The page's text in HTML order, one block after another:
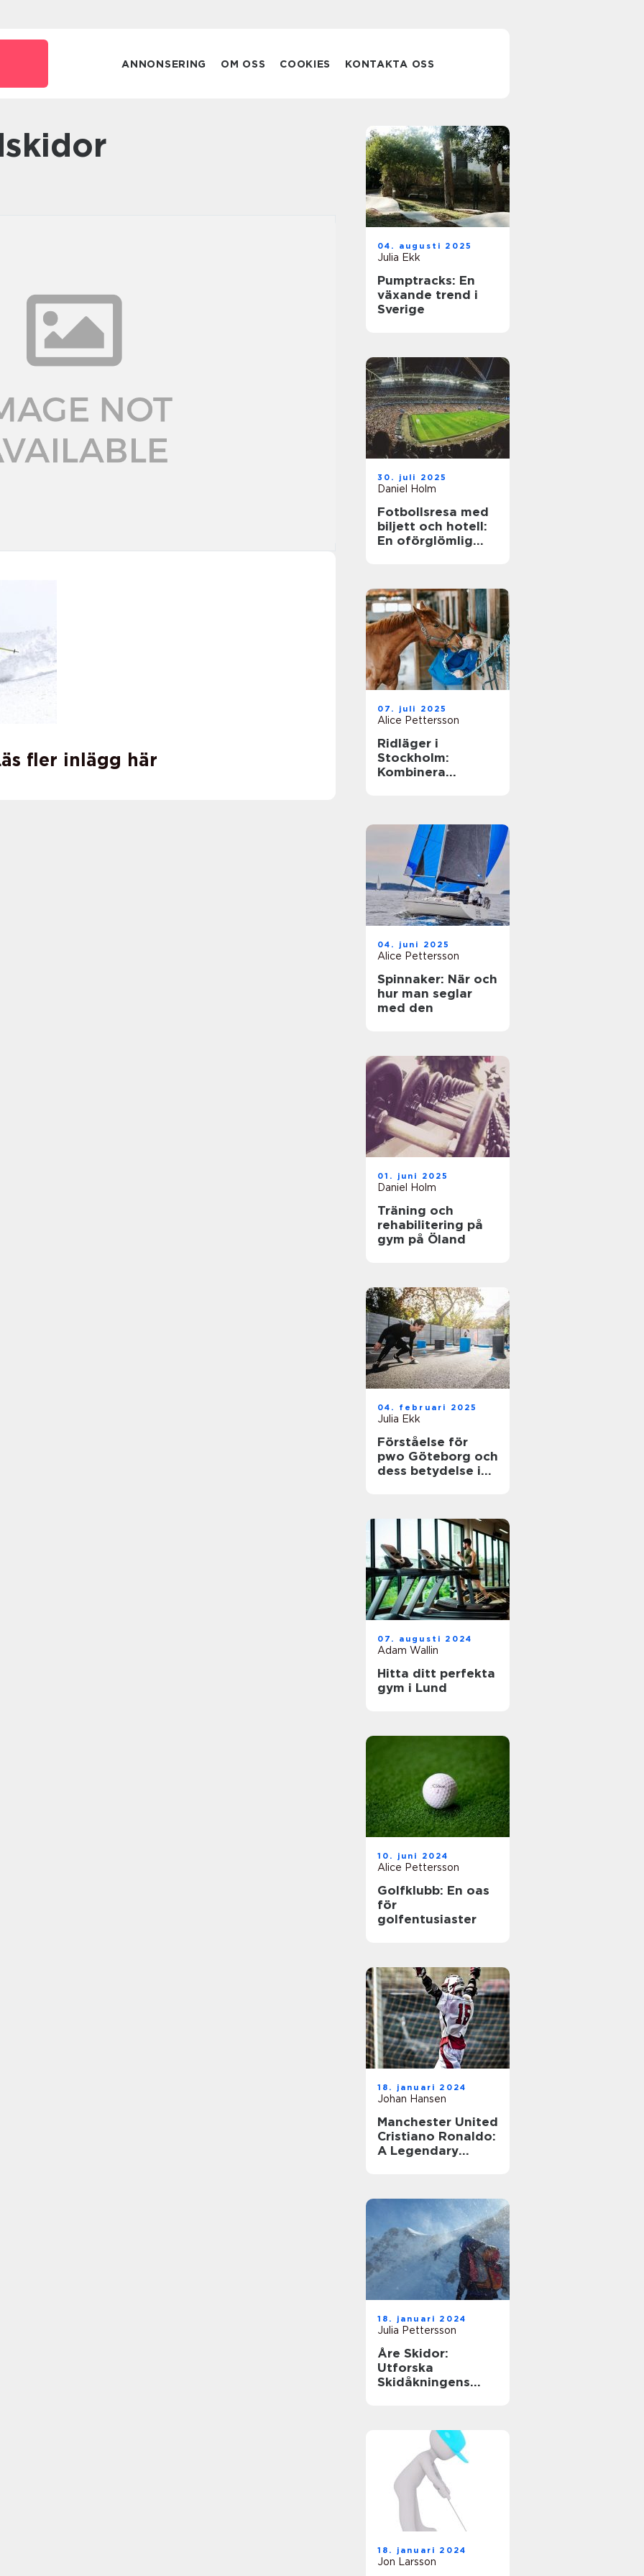
ANNONSERING OM OSS COOKIES KONTAKTA OSS
fler inlägg här
04. augusti 2025
Julia Ekk
Pumptracks: En
växande trend i
Sverige
30. juli 2025
Daniel Holm
Fotbollsresa med
biljett och hotell:
En oförglömlig
07. juli 2025
Alice Pettersson
Ridläger i
Stockholm:
Kombinera
04. juni 2025
Alice Pettersson
Spinnaker: När och
hur man seglar
med den
01. juni 2025
Daniel Holm
Träning och
rehabilitering på
gym på Öland
04. februari 2025
Julia Ekk
Förståelse för
pwo Göteborg och
dess betydelse i
07. augusti 2024
Adam Wallin
Hitta ditt perfekta
gym i Lund
10. juni 2024
Alice Pettersson
Golfklubb: En oas
för
golfentusiaster
18. januari 2024
Johan Hansen
Manchester United
Cristiano Ronaldo:
A Legendary
18. januari 2024
Julia Pettersson
Åre Skidor:
Utforska
Skidåkningens
18. januari 2024
Jon Larsson